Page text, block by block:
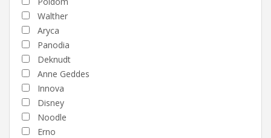
Walther
Aryca
Panodia
Deknudt
Anne Geddes
Innova
Disney
Noodle
Erno